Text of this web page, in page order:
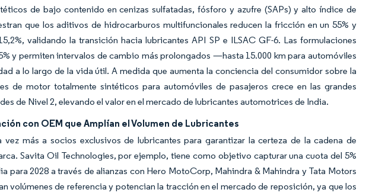
de bajo contenido en cenizas sulfatadas, fósforo y azufre (SAPs) y alto índice de
que los aditivos de hidrocarburos multifuncionales reducen la fricción en un 55% y
validando la transición hacia lubricantes API SP e ILSAC GF-6. Las formulaciones
y permiten intervalos de cambio más prolongados —hasta 15.000 km para automóviles
a lo largo de la vida útil. A medida que aumenta la conciencia del consumidor sobre la
de motor totalmente sintéticos para automóviles de pasajeros crece en las grandes
de Nivel 2, elevando el valor en el mercado de lubricantes automotrices de India.
con OEM que Amplían el Volumen de Lubricantes
más a socios exclusivos de lubricantes para garantizar la certeza de la cadena de
Savita Oil Technologies, por ejemplo, tiene como objetivo capturar una cuota del 5%
para 2028 a través de alianzas con Hero MotoCorp, Mahindra & Mahindra y Tata Motors
volúmenes de referencia y potencian la tracción en el mercado de reposición, ya que los